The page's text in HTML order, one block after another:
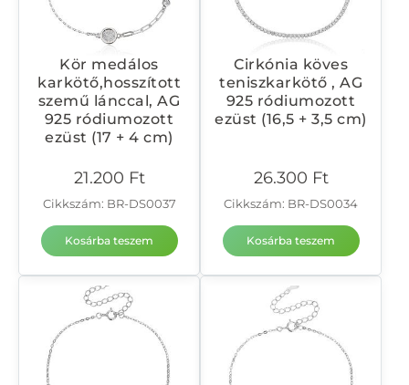
Kör medálos
karkötő,hosszított
szemű lánccal, AG
925 ródiumozott
ezüst (17 + 4 cm)
21.200 Ft
Cikkszám: BR-DS0037
Kosárba teszem
Cirkónia köves
teniszkarkötő , AG
925 ródiumozott
ezüst (16,5 + 3,5 cm)
26.300 Ft
Cikkszám: BR-DS0034
Kosárba teszem